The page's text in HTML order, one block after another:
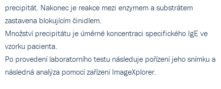
precipitát. Nakonec je reakce mezi enzymem a substrátem
zastavena blokujícím činidlem.
Množství precipitátu je úměrné koncentraci specifického IgE ve
vzorku pacienta.
Po provedení laboratorního testu následuje pořízení jeho snímku a
následná analýza pomocí zařízení ImageXplorer.